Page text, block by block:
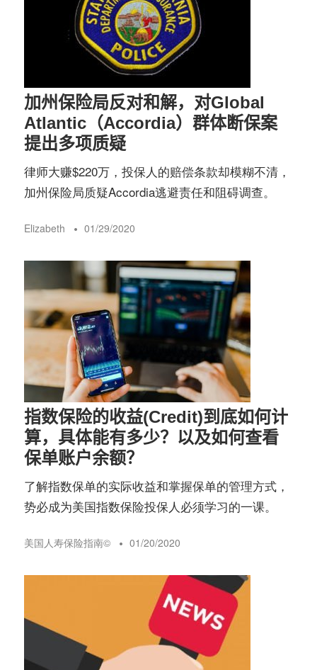
加州保险局反对和解，对Global
Atlantic（Accordia）群体断保案
提出多项质疑
律师大赚$220万，投保人的赔偿条款却模糊不清，
加州保险局质疑Accordia逃避责任和阻碍调查。
Elizabeth 01/29/2020
指数保险的收益(Credit)到底如何计
算，具体能有多少？以及如何查看
保单账户余额？
了解指数保单的实际收益和掌握保单的管理方式，
势必成为美国指数保险投保人必须学习的一课。
美国人寿保险指南©️ 01/20/2020